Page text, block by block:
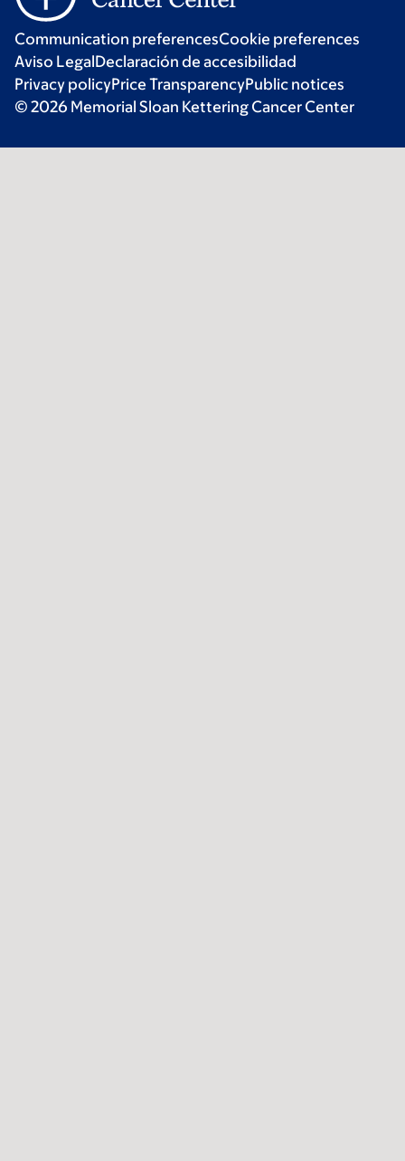
Communication preferencesCookie preferences
Aviso LegalDeclaración de accesibilidad
Privacy policyPrice TransparencyPublic notices
© 2026 Memorial Sloan Kettering Cancer Center